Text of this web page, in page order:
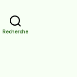
Recherche